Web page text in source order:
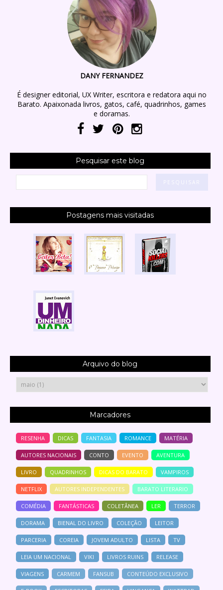
DANY FERNANDEZ
É designer editorial, UX Writer, escritora e redatora aqui no
Barato. Apaixonada livros, gatos, café, quadrinhos, games
e doramas.
Pesquisar este blog
Postagens mais visitadas
Arquivo do blog
Marcadores
RESENHA DICAS FANTASIA ROMANCE MATÉRIA
AUTORES NACIONAIS CONTO EVENTO AVENTURA
LIVRO QUADRINHOS DICAS DO BARATO VAMPIROS
NETFLIX AUTORES INDEPENDENTES BARATO LITERARIO
COMÉDIA FANTÁSTICAS COLETÂNEA LER TERROR
DORAMA BIENAL DO LIVRO COLEÇÃO LEITOR
PARCERIA COREIA JOVEM ADULTO LISTA TV
LEIA UM NACIONAL VIKI LIVROS RUINS RELEASE
VIAGENS CARMEM FANSUB CONTEÚDO EXCLUSIVO